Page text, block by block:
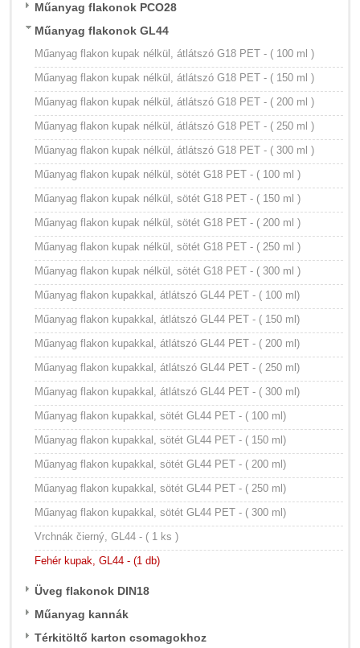
Műanyag flakonok PCO28
Műanyag flakonok GL44
Műanyag flakon kupak nélkül, átlátszó G18 PET - ( 100 ml )
Műanyag flakon kupak nélkül, átlátszó G18 PET - ( 150 ml )
Műanyag flakon kupak nélkül, átlátszó G18 PET - ( 200 ml )
Műanyag flakon kupak nélkül, átlátszó G18 PET - ( 250 ml )
Műanyag flakon kupak nélkül, átlátszó G18 PET - ( 300 ml )
Műanyag flakon kupak nélkül, sötét G18 PET - ( 100 ml )
Műanyag flakon kupak nélkül, sötét G18 PET - ( 150 ml )
Műanyag flakon kupak nélkül, sötét G18 PET - ( 200 ml )
Műanyag flakon kupak nélkül, sötét G18 PET - ( 250 ml )
Műanyag flakon kupak nélkül, sötét G18 PET - ( 300 ml )
Műanyag flakon kupakkal, átlátszó GL44 PET - ( 100 ml)
Műanyag flakon kupakkal, átlátszó GL44 PET - ( 150 ml)
Műanyag flakon kupakkal, átlátszó GL44 PET - ( 200 ml)
Műanyag flakon kupakkal, átlátszó GL44 PET - ( 250 ml)
Műanyag flakon kupakkal, átlátszó GL44 PET - ( 300 ml)
Műanyag flakon kupakkal, sötét GL44 PET - ( 100 ml)
Műanyag flakon kupakkal, sötét GL44 PET - ( 150 ml)
Műanyag flakon kupakkal, sötét GL44 PET - ( 200 ml)
Műanyag flakon kupakkal, sötét GL44 PET - ( 250 ml)
Műanyag flakon kupakkal, sötét GL44 PET - ( 300 ml)
Vrchnák čierný, GL44 - ( 1 ks )
Fehér kupak, GL44 - (1 db)
Üveg flakonok DIN18
Műanyag kannák
Térkitöltő karton csomagokhoz